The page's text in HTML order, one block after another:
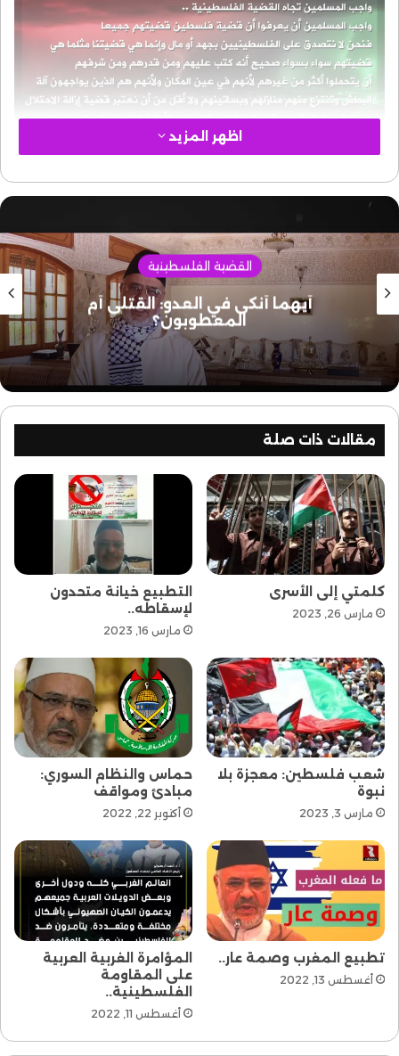
الفلسطينية
اظهر المزيد
القضية الفلسطينية
أيهما أنكى في العدو: القتلى أم
المعطوبون؟
مقالات ذات صلة
كلمتي إلى الأسرى
مارس 26, 2023
التطبيع خيانة متحدون
لإسقاطه..
مارس 16, 2023
شعب فلسطين: معجزة بلا
نبوة
مارس 3, 2023
حماس والنظام السوري:
مبادئ ومواقف
أكتوبر 22, 2022
تطبيع المغرب وصمة عار..
أغسطس 13, 2022
المؤامرة الغربية العربية
على المقاومة
الفلسطينية..
أغسطس 11, 2022